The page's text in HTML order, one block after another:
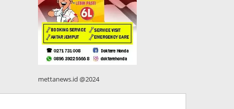
mettanews.id @2024